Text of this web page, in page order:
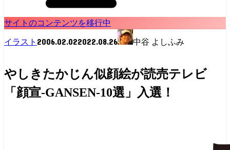
サイトのコンテンツを移行中
イラスト 2006.02.022022.08.26 中谷 よしふみ
やしきたかじん似顔絵が読売テレビ
「顔宣-GANSEN-10選」入選！